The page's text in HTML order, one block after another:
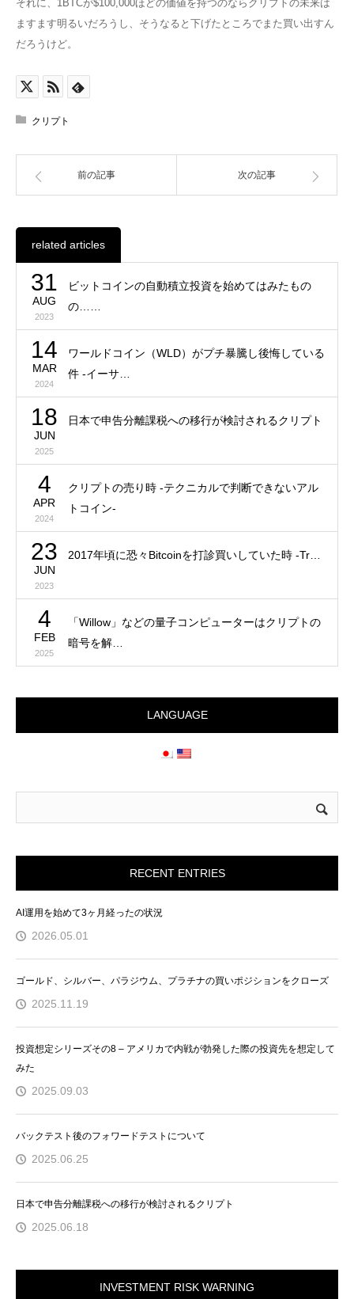
それに、1BTCが$100,000ほどの価値を持つのならクリプトの未来は
ますます明るいだろうし、そうなると下げたところでまた買い出すん
だろうけど。
クリプト
前の記事 次の記事
related articles
31
AUG
2023
ビットコインの自動積立投資を始めてはみたもの
の……
14
MAR
2024
ワールドコイン（WLD）がプチ暴騰し後悔している
件 -イーサ…
18
JUN
2025
日本で申告分離課税への移行が検討されるクリプト
4
APR
2024
クリプトの売り時 -テクニカルで判断できないアル
トコイン-
23
JUN
2023
2017年頃に恐々Bitcoinを打診買いしていた時 -Tr…
4
FEB
2025
「Willow」などの量子コンピューターはクリプトの
暗号を解…
LANGUAGE
RECENT ENTRIES
AI運用を始めて3ヶ月経ったの状況
2026.05.01
ゴールド、シルバー、パラジウム、プラチナの買いポジションをクローズ
2025.11.19
投資想定シリーズその8 – アメリカで内戦が勃発した際の投資先を想定して
みた
2025.09.03
バックテスト後のフォワードテストについて
2025.06.25
日本で申告分離課税への移行が検討されるクリプト
2025.06.18
INVESTMENT RISK WARNING